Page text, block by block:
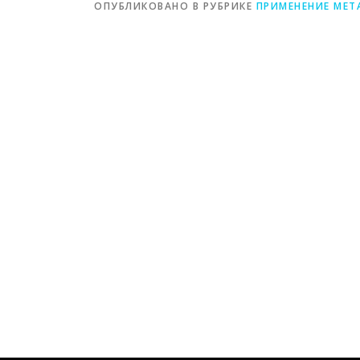
ОПУБЛИКОВАНО В РУБРИКЕ ПРИМЕНЕНИЕ